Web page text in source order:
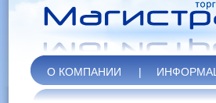
О КОМПАНИИ |